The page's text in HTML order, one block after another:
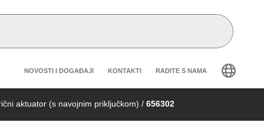
Header secondary navigation
NOVOSTI I DOGAĐAJI KONTAKTI RADITE S NAMA
aktuator (s navojnim priključkom) / 656302